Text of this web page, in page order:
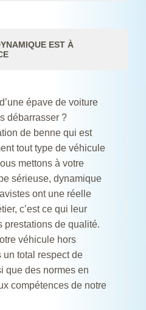
EST À
épave de voiture
débarrasser ?
de benne qui est
tout type de véhicule
mettons à votre
sérieuse, dynamique
ont une réelle
c’est ce qui leur
prestations de qualité.
véhicule hors
un total respect de
que des normes en
compétences de notre